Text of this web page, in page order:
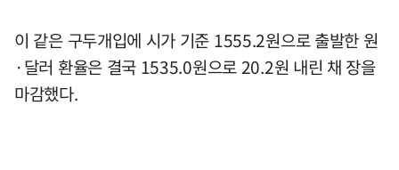
이 같은 구두개입에 시가 기준 1555.2원으로 출발한 원
·달러 환율은 결국 1535.0원으로 20.2원 내린 채 장을
마감했다.